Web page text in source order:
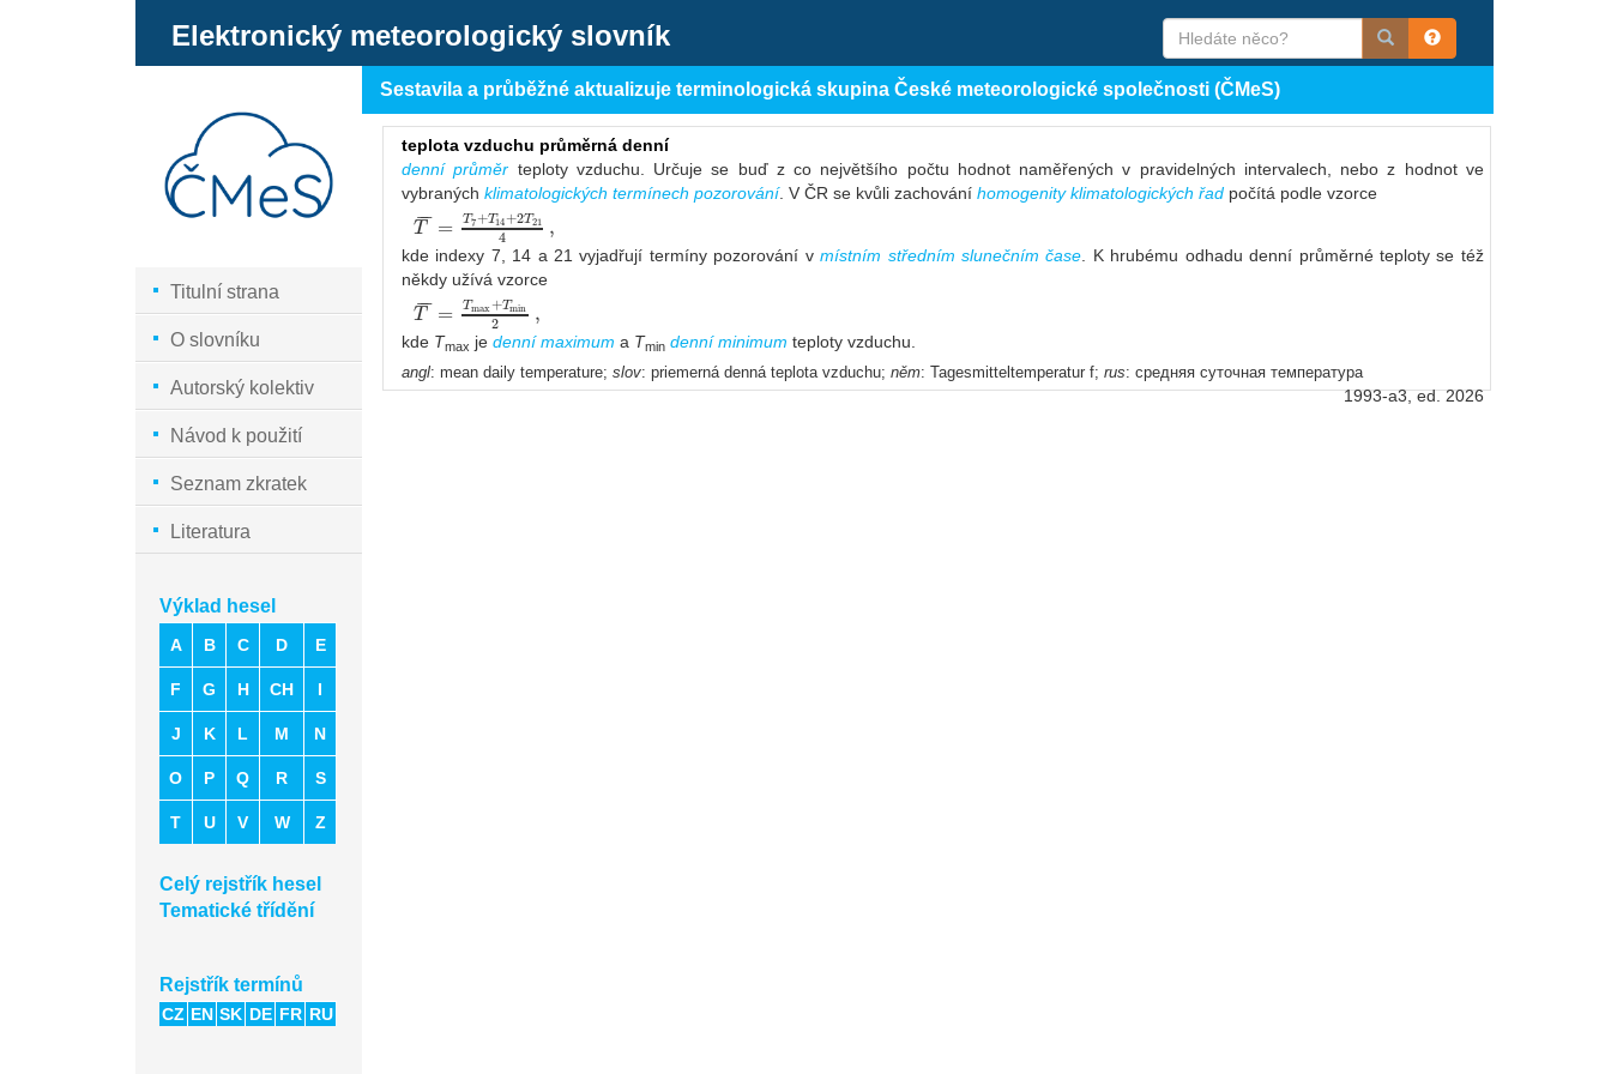
Elektronický meteorologický slovník
Titulní strana
O slovníku
Autorský kolektiv
Návod k použití
Seznam zkratek
Literatura
Výklad hesel
A B C D E
F G H CH I
J K L M N
O P Q R S
T U V W Z
Celý rejstřík hesel
Tematické třídění
Rejstřík termínů
CZ EN SK DE FR RU
Sestavila a průběžné aktualizuje terminologická skupina České meteorologické společnosti (ČMeS)
teplota vzduchu průměrná denní
denní průměr teploty vzduchu. Určuje se buď z co největšího počtu hodnot naměřených v pravidelných intervalech, nebo z hodnot ve
vybraných klimatologických termínech pozorování. V ČR se kvůli zachování homogenity klimatologických řad počítá podle vzorce
T
¯¯
¯ = T7+T14+2T21
4 ,
kde indexy 7, 14 a 21 vyjadřují termíny pozorování vmístním středním slunečním čase . K hrubému odhadu denní průměrné teploty se též
někdy užívá vzorce
T
¯¯
¯ = Tmax+Tmin
2 ,
kde Tmax je denní maximum a Tmin denní minimum teploty vzduchu.
angl: mean daily temperature; slov: priemerná denná teplota vzduchu; něm: Tagesmitteltemperatur f; rus: средняя суточная температура
1993-a3, ed. 2026